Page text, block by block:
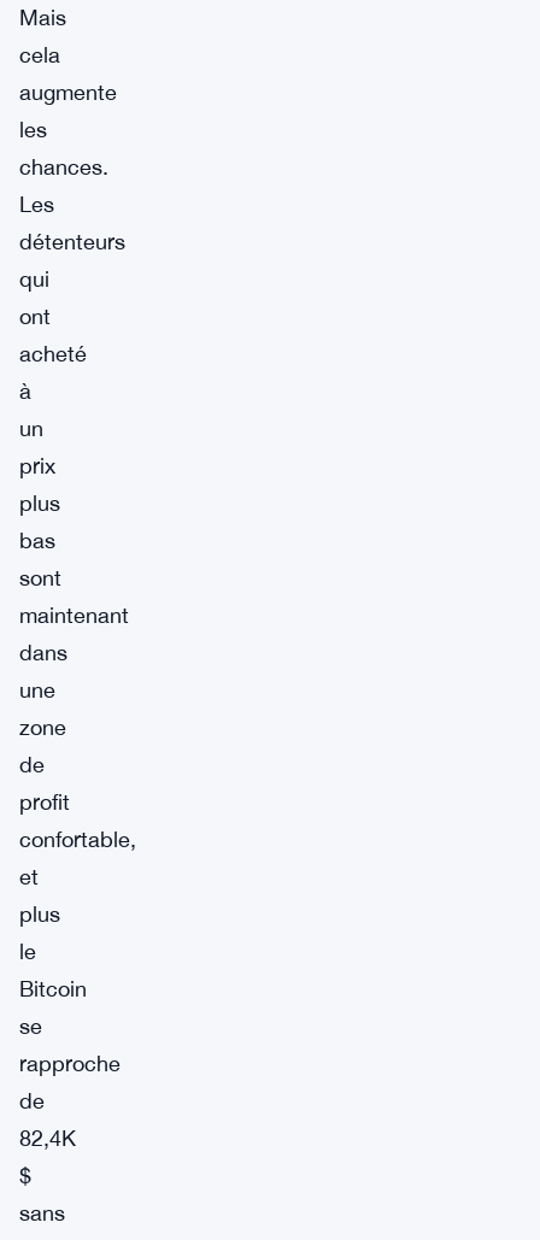
Mais
cela
augmente
les
chances.
Les
détenteurs
qui
ont
acheté
à
un
prix
plus
bas
sont
maintenant
dans
une
zone
de
profit
confortable,
et
plus
le
Bitcoin
se
rapproche
de
82,4K
$
sans